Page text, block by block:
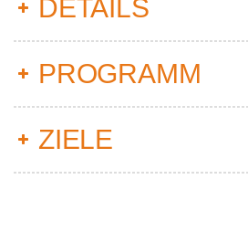
DETAILS
PROGRAMM
ZIELE